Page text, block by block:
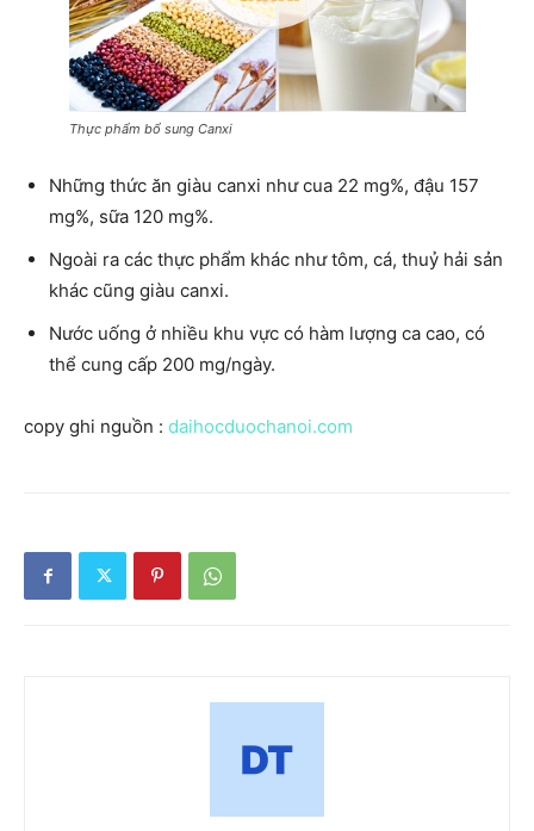
Thực phẩm bổ sung Canxi
Những thức ăn giàu canxi như cua 22 mg%, đậu 157
mg%, sữa 120 mg%.
Ngoài ra các thực phẩm khác như tôm, cá, thuỷ hải sản
khác cũng giàu canxi.
Nước uống ở nhiều khu vực có hàm lượng ca cao, có
thể cung cấp 200 mg/ngày.
copy ghi nguồn : daihocduochanoi.com